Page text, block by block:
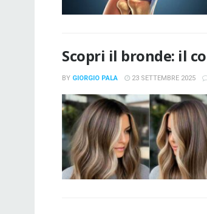
Scopri il bronde: il
BY GIORGIO PALA 23 SETTEMBRE 2025